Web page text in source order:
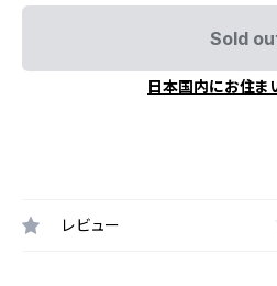
Sold
日本国内にお住ま
レビュー